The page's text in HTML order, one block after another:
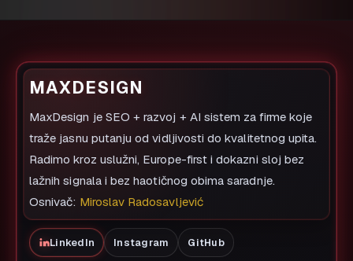
MAXDESIGN
MaxDesign je SEO + razvoj + AI sistem za firme koje
traže jasnu putanju od vidljivosti do kvalitetnog upita.
Radimo kroz uslužni, Europe-first i dokazni sloj bez
lažnih signala i bez haotičnog obima saradnje.
Osnivač: Miroslav Radosavljević
LinkedIn Instagram GitHub